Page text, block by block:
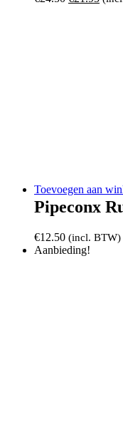
Toevoegen aan
Pipeconx
€12.50 (incl. BTW)
Aanbieding!